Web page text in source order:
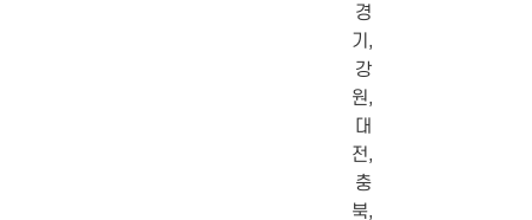
경
기,
강
원,
대
전,
충
북,